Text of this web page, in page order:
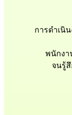
การดำเนิ
พนักงา
จนรู้